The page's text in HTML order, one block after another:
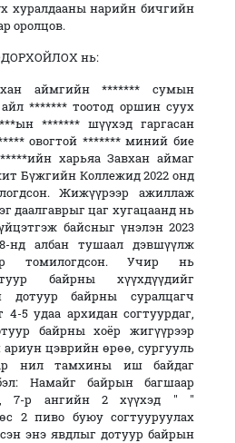
хуралдааны нарийн бичгийн
оролцов.
нь:
аймгийн ******* сумын
******* тоотод оршин суух
******* шүүхэд гаргасан
овогтой ******* миний бие
харьяа Завхан аймаг
Бүжгийн Коллежид 2022 онд
Жижүүрээр ажиллаж
даалгаврыг цаг хугацаанд нь
байсныг үнэлэн 2023
нд албан тушаал дэвшүүлж
томилогдсон. Учир нь
байрны хүүхдүүдийг
дотуур байрны суралцагч
4-5 удаа архидан согтуурдаг,
байрны хоёр жигүүрээр
ариун цэврийн өрөө, сургууль
нил тамхины иш байдаг
Намайг байрын багшаар
7-р ангийн 2 хүүхэд " "
2 пиво буюу согтууруулах
энэ явдлыг дотуур байрын